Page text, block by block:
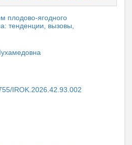
плодово-ягодного
тенденции, вызовы,
IROK.2026.42.93.002